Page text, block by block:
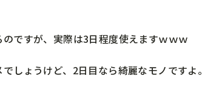
ですが、実際は3日程度使えますｗｗｗ
しょうけど、2日目なら綺麗なモノですよ。